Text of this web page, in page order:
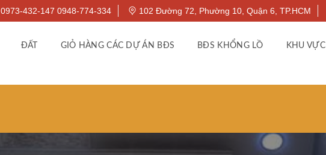
0973-432-147 0948-774-334 102 Đường 72, Phường 10, Quận 6, TP.HCM
ĐẤT GIỎ HÀNG CÁC DỰ ÁN BĐS BĐS KHỔNG LỒ KHU VỰC